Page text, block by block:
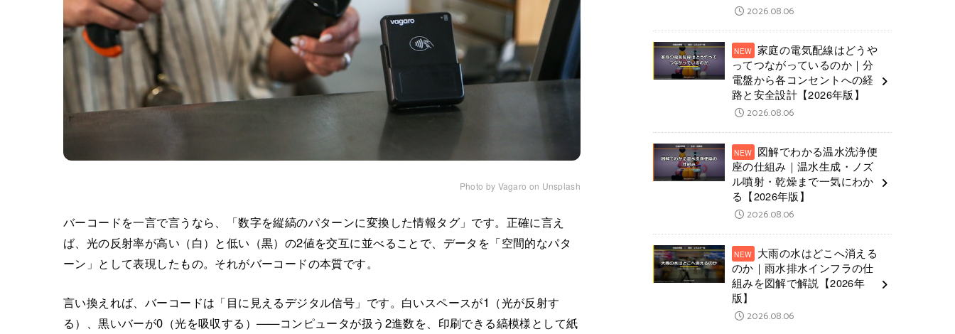
Photo by Vagaro on Unsplash
バーコードを一言で言うなら、「数字を縦縞のパターンに変換した情報タグ」です。正確に言え
ば、光の反射率が高い（白）と低い（黒）の2値を交互に並べることで、データを「空間的なパタ
ーン」として表現したもの。それがバーコードの本質です。
言い換えれば、バーコードは「目に見えるデジタル信号」です。白いスペースが1（光が反射す
る）、黒いバーが0（光を吸収する）——コンピュータが扱う2進数を、印刷できる縞模様として紙
2026.08.06
家庭の電気配線はどうや
ってつながっているのか｜分
電盤から各コンセントへの経
路と安全設計【2026年版】
2026.08.06
図解でわかる温水洗浄便
座の仕組み｜温水生成・ノズ
ル噴射・乾燥まで一気にわか
る【2026年版】
2026.08.06
大雨の水はどこへ消える
のか｜雨水排水インフラの仕
組みを図解で解説【2026年
版】
2026.08.06